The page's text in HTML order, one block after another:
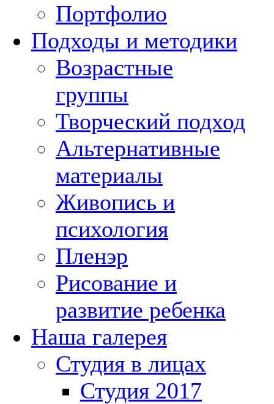
Портфолио
Подходы и методики
Возрастные
группы
Творческий подход
Альтернативные
материалы
Живопись и
психология
Пленэр
Рисование и
развитие ребенка
Наша галерея
Студия в лицах
Студия 2017